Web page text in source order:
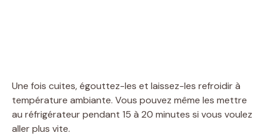
Une fois cuites, égouttez-les et laissez-les refroidir à
température ambiante. Vous pouvez même les mettre
au réfrigérateur pendant 15 à 20 minutes si vous voulez
aller plus vite.